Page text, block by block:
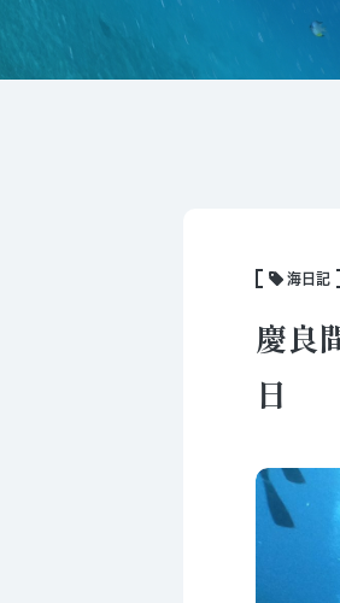
海日記
慶良
日